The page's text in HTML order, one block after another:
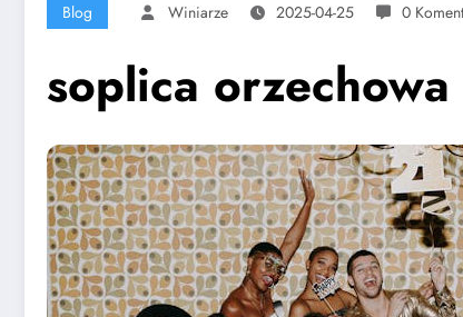
Blog Winiarze 2025-04-25 0
soplica